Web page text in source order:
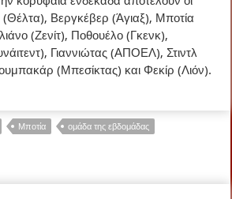
Βεργκέβερ (Άγιαξ), Μποτία
(Ζενίτ), Ποθουέλο (Γκενκ),
Γιαννιώτας (ΑΠΟΕΛ), Στιντλ
(Μπεσίκτας) και Φεκίρ (Λιόν).
Μποτία ομάδα της εβδομάδας